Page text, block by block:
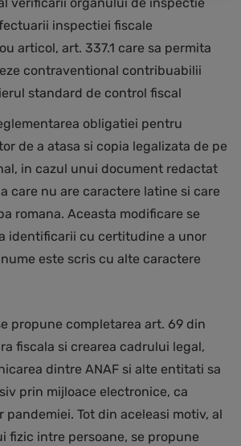
verificarii organului de inspectie
inspectiei fiscale
articol, art. 337.1 care sa permita
contraventional contribuabilii
standard de control fiscal
obligatiei pentru
de a atasa si copia legalizata de pe
in cazul unui document redactat
care nu are caractere latine si care
romana. Aceasta modificare se
identificarii cu certitudine a unor
este scris cu alte caractere
propune completarea art. 69 din
fiscala si crearea cadrului legal,
dintre ANAF si alte entitati sa
prin mijloace electronice, ca
pandemiei. Tot din aceleasi motiv, al
fizic intre persoane, se propune